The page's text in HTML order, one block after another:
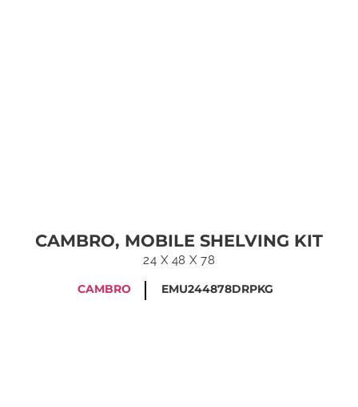
CAMBRO, MOBILE SHELVING KIT
24 X 48 X 78
CAMBRO
EMU244878DRPKG